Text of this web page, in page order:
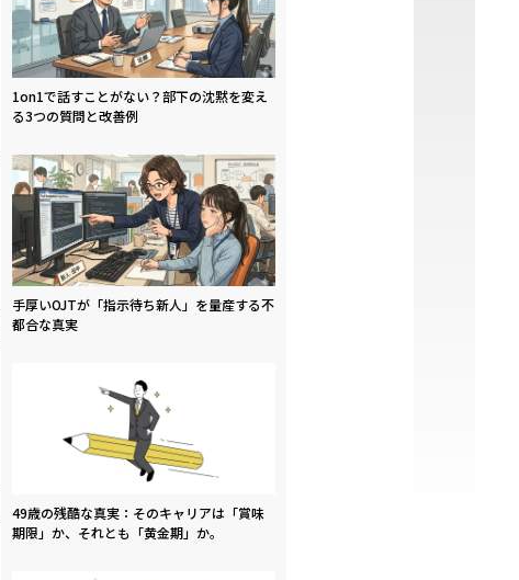
1on1で話すことがない？部下の沈黙を変え
る3つの質問と改善例
手厚いOJTが「指示待ち新人」を量産する不
都合な真実
49歳の残酷な真実：そのキャリアは「賞味
期限」か、それとも「黄金期」か。